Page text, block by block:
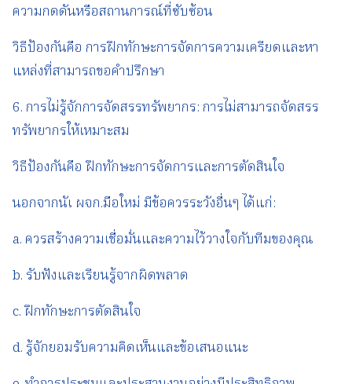
ความกดดันหรือสถานการณ์ที่ซับซ้อน
วิธีป้องกันคือ การฝึกทักษะการจัดการความเครียดและหา
แหล่งที่สามารถขอคำปรึกษา
6. การไม่รู้จักการจัดสรรทรัพยากร: การไม่สามารถจัดสรร
ทรัพยากรให้เหมาะสม
วิธีป้องกันคือ ฝึกทักษะการจัดการและการตัดสินใจ
นอกจากนัเ ผจก.มือใหม่ มีข้อควรระวังอื่นๆ ได้แก่:
a. ควรสร้างความเชื่อมั่นและความไว้วางใจกับทีมของคุณ
b. รับฟังและเรียนรู้จากผิดพลาด
c. ฝึกทักษะการตัดสินใจ
d. รู้จักยอมรับความคิดเห็นและข้อเสนอแนะ